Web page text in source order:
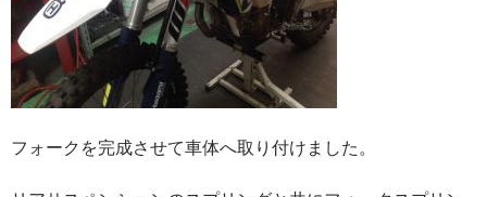
フォークを完成させて車体へ取り付けました。